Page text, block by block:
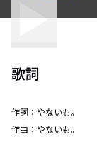
歌詞
作詞： やないも。
作曲： やないも。